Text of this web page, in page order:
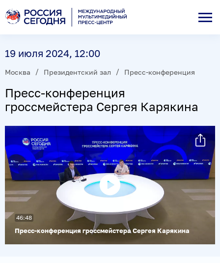
19 июля 2024, 12:00
Москва Президентский зал Пресс-конференция
Пресс-конференция
гроссмейстера Сергея Карякина
Пресс-конференция гроссмейстера Сергея Карякина
46:48